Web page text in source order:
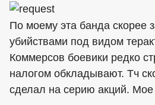
По моему эта банда скорее
убийствами под видом
Коммерсов боевики редко
налогом обкладывают. Тч
сделал на серию акций.